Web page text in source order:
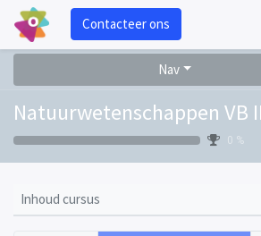
Contacteer ons
Nav
Natuurwetenschappen VB
0 %
Inhoud cursus